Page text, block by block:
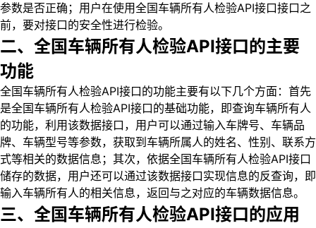
参数是否正确；用户在使用全国车辆所有人检验API接口接口之
前，要对接口的安全性进行检验。
二、全国车辆所有人检验API接口的主要
功能
全国车辆所有人检验API接口的功能主要有以下几个方面：首先
是全国车辆所有人检验API接口的基础功能，即查询车辆所有人
的功能，利用该数据接口，用户可以通过输入车牌号、车辆品
牌、车辆型号等参数，获取到车辆所属人的姓名、性别、联系方
式等相关的数据信息；其次，依据全国车辆所有人检验API接口
储存的数据，用户还可以通过该数据接口实现信息的反查询，即
输入车辆所有人的相关信息，返回与之对应的车辆数据信息。
三、全国车辆所有人检验API接口的应用